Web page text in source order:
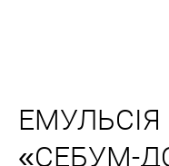
«СЕБУМ-